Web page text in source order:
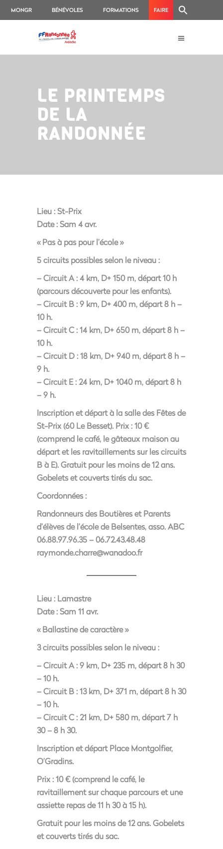
MONGR BÉNÉVOLES FORMATIONS FAIRE
LE PRINTEMPS
DE LA
RANDONNÉE
Lieu :St-Prix
Date :Sam 4 avr.
« Pas à pas pour l’école »
5 circuits possibles selon le niveau :
– Circuit A : 4 km, D+ 150 m, départ 10 h
(parcours découverte pour les enfants).
– Circuit B : 9 km, D+ 400 m, départ 8 h –
10 h.
– Circuit C : 14 km, D+ 650 m, départ 8 h –
10 h.
– Circuit D : 18 km, D+ 940 m, départ 8 h –
9 h.
– Circuit E : 24 km, D+ 1040 m, départ 8 h
– 9 h.
Inscription et départ à la salle des Fêtes de
St-Prix (60 Le Besset). Prix : 10 €
(comprend le café, le gâteaux maison au
départ et les ravitaillements sur les circuits
B à E). Gratuit pour les moins de 12 ans.
Gobelets et couverts tirés du sac.
Coordonnées :
Randonneurs des Boutières et Parents
d’élèves de l’école de Belsentes, asso. ABC
06.88.97.96.35 – 06.72.43.48.48
raymonde.charre@wanadoo.fr
Lieu : Lamastre
Date :Sam 11 avr.
« Ballastine de caractère »
3 circuits possibles selon le niveau :
– Circuit A : 9 km, D+ 235 m, départ 8 h 30
– 10 h.
– Circuit B : 13 km, D+ 371 m, départ 8 h 30
– 10 h.
– Circuit C : 21 km, D+ 580 m, départ 7 h
30 – 8 h 30.
Inscription et départ Place Montgolfier,
O’Gradins.
Prix : 10 € (comprend le café, le
ravitaillement sur chaque parcours et une
assiette repas de 11 h 30 à 15 h).
Gratuit pour les moins de 12 ans. Gobelets
et couverts tirés du sac.